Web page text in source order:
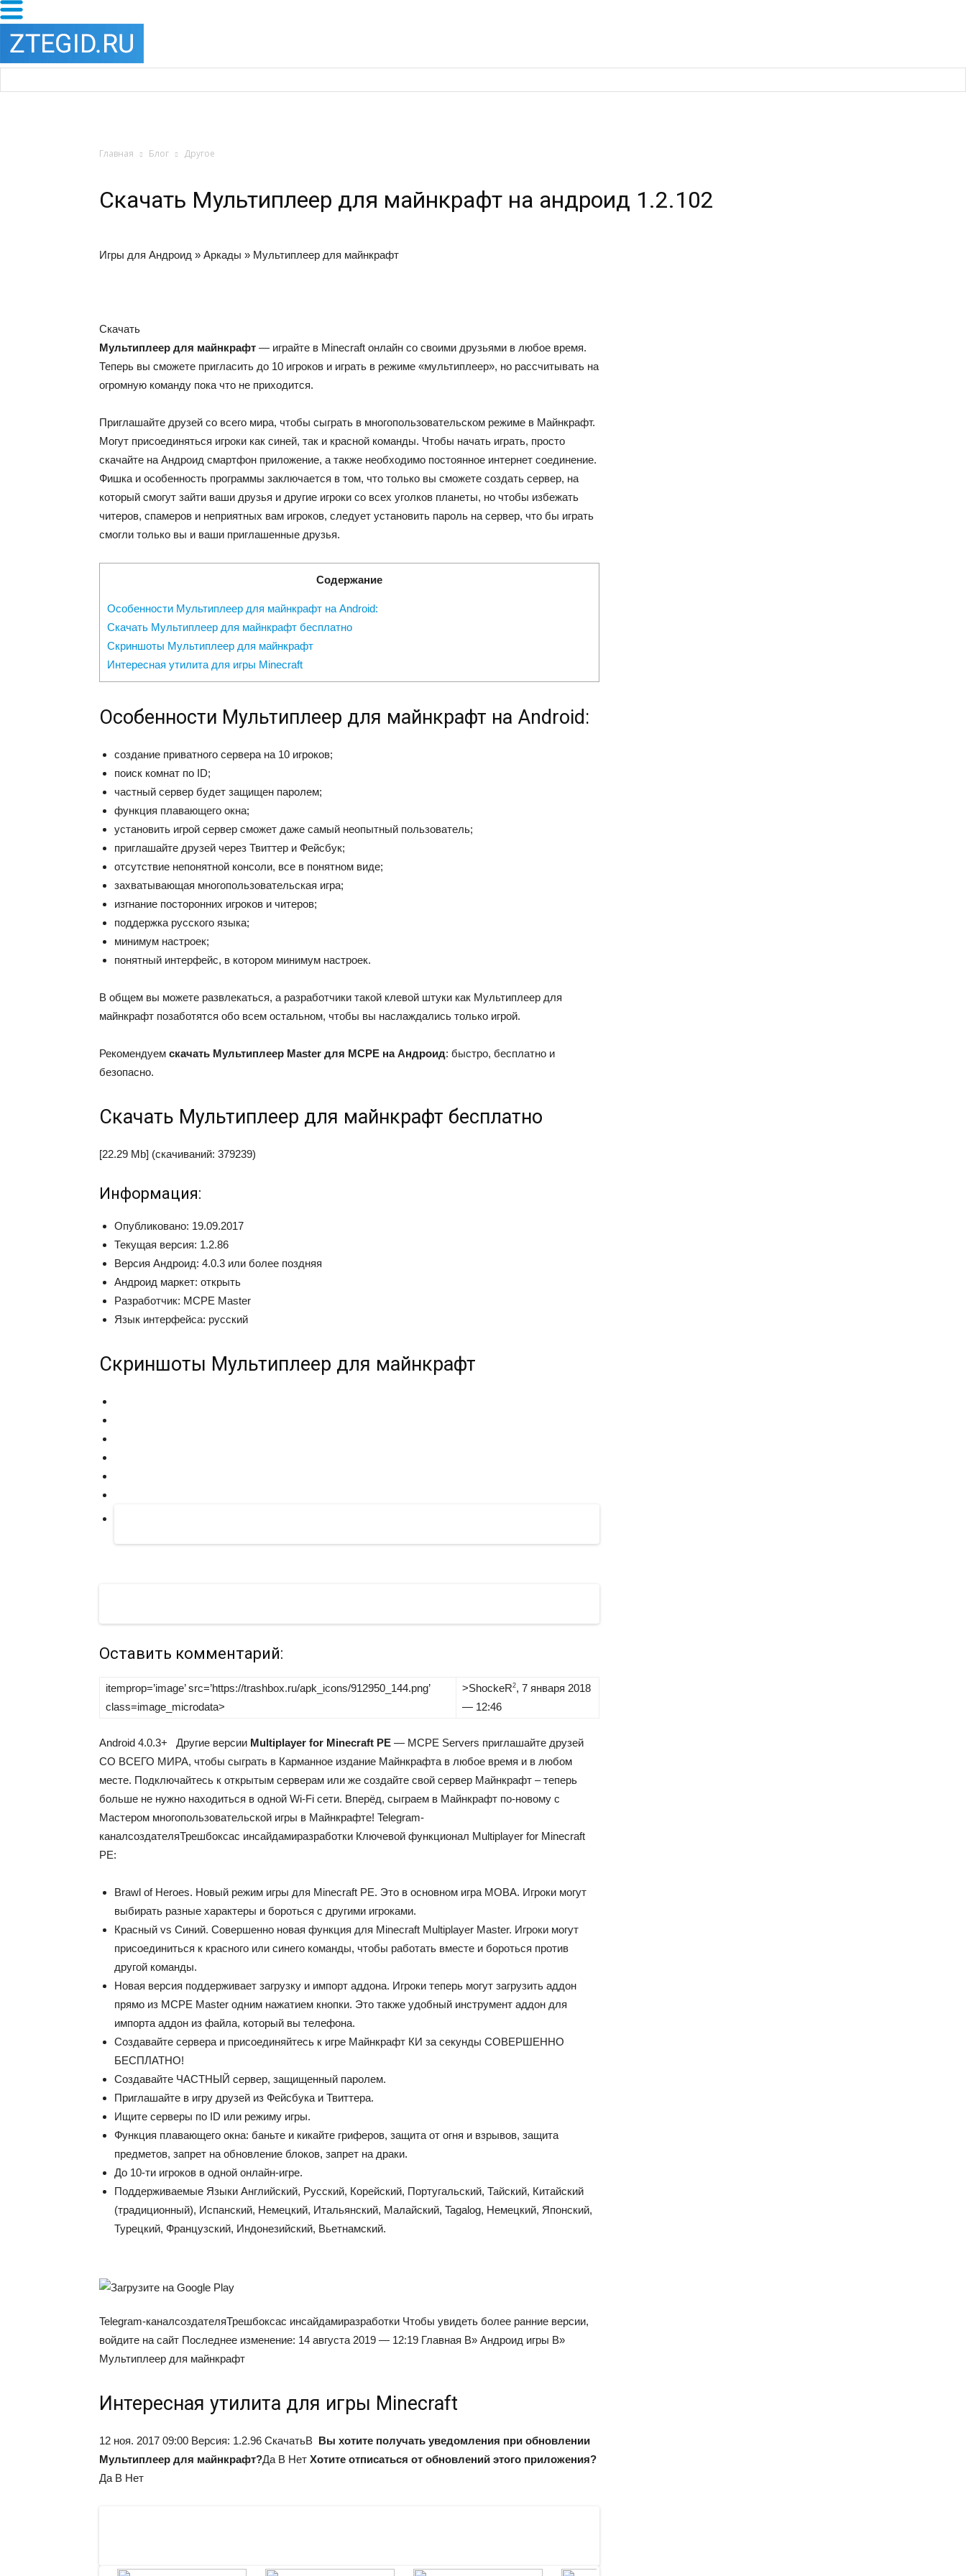
Главная Блог Другое
Скачать Мультиплеер для майнкрафт на андроид 1.2.102
Игры для Андроид » Аркады » Мультиплеер для майнкрафт
Скачать
Мультиплеер для майнкрафт — играйте в Minecraft онлайн со своими друзьями в любое время.
Теперь вы сможете пригласить до 10 игроков и играть в режиме «мультиплеер», но рассчитывать на
огромную команду пока что не приходится.
Приглашайте друзей со всего мира, чтобы сыграть в многопользовательском режиме в Майнкрафт.
Могут присоединяться игроки как синей, так и красной команды. Чтобы начать играть, просто
скачайте на Андроид смартфон приложение, а также необходимо постоянное интернет соединение.
Фишка и особенность программы заключается в том, что только вы сможете создать сервер, на
который смогут зайти ваши друзья и другие игроки со всех уголков планеты, но чтобы избежать
читеров, спамеров и неприятных вам игроков, следует установить пароль на сервер, что бы играть
смогли только вы и ваши приглашенные друзья.
Содержание
Особенности Мультиплеер для майнкрафт на Android:
Скачать Мультиплеер для майнкрафт бесплатно
Скриншоты Мультиплеер для майнкрафт
Интересная утилита для игры Minecraft
Особенности Мультиплеер для майнкрафт на Android:
создание приватного сервера на 10 игроков;
поиск комнат по ID;
частный сервер будет защищен паролем;
функция плавающего окна;
установить игрой сервер сможет даже самый неопытный пользователь;
приглашайте друзей через Твиттер и Фейсбук;
отсутствие непонятной консоли, все в понятном виде;
захватывающая многопользовательская игра;
изгнание посторонних игроков и читеров;
поддержка русского языка;
минимум настроек;
понятный интерфейс, в котором минимум настроек.
В общем вы можете развлекаться, а разработчики такой клевой штуки как Мультиплеер для
майнкрафт позаботятся обо всем остальном, чтобы вы наслаждались только игрой.
Рекомендуем скачать Мультиплеер Master для MCPE на Андроид: быстро, бесплатно и
безопасно.
Скачать Мультиплеер для майнкрафт бесплатно
[22.29 Mb] (cкачиваний: 379239)
Информация:
Опубликовано: 19.09.2017
Текущая версия: 1.2.86
Версия Андроид: 4.0.3 или более поздняя
Андроид маркет: открыть
Разработчик: MCPE Master
Язык интерфейса: русский
Скриншоты Мультиплеер для майнкрафт
Оставить комментарий:
itemprop=’image’ src=’https://trashbox.ru/apk_icons/912950_144.png’
class=image_microdata>
>ShockeR2, 7 января 2018
— 12:46
Android 4.0.3+ Другие версии Multiplayer for Minecraft PE — MCPE Servers приглашайте друзей
СО ВСЕГО МИРА, чтобы сыграть в Карманное издание Майнкрафта в любое время и в любом
месте. Подключайтесь к открытым серверам или же создайте свой сервер Майнкрафт – теперь
больше не нужно находиться в одной Wi-Fi сети. Вперёд, сыграем в Майнкрафт по-новому с
Мастером многопользовательской игры в Майнкрафте! Telegram-
каналсоздателяТрешбоксас инсайдамиразработки Ключевой функционал Multiplayer for Minecraft
PE:
Brawl of Heroes. Новый режим игры для Minecraft PE. Это в основном игра MOBA. Игроки могут
выбирать разные характеры и бороться с другими игроками.
Красный vs Синий. Совершенно новая функция для Minecraft Multiplayer Master. Игроки могут
присоединиться к красного или синего команды, чтобы работать вместе и бороться против
другой команды.
Новая версия поддерживает загрузку и импорт аддона. Игроки теперь могут загрузить аддон
прямо из MCPE Master одним нажатием кнопки. Это также удобный инструмент аддон для
импорта аддон из файла, который вы телефона.
Создавайте сервера и присоединяйтесь к игре Майнкрафт КИ за секунды СОВЕРШЕННО
БЕСПЛАТНО!
Создавайте ЧАСТНЫЙ сервер, защищенный паролем.
Приглашайте в игру друзей из Фейсбука и Твиттера.
Ищите серверы по ID или режиму игры.
Функция плавающего окна: баньте и кикайте гриферов, защита от огня и взрывов, защита
предметов, запрет на обновление блоков, запрет на драки.
До 10-ти игроков в одной онлайн-игре.
Поддерживаемые Языки Английский, Русский, Корейский, Португальский, Тайский, Китайский
(традиционный), Испанский, Немецкий, Итальянский, Малайский, Tagalog, Немецкий, Японский,
Турецкий, Французский, Индонезийский, Вьетнамский.
Telegram-каналсоздателяТрешбоксас инсайдамиразработки Чтобы увидеть более ранние версии,
войдите на сайт Последнее изменение: 14 августа 2019 — 12:19 Главная В» Андроид игры В»
Мультиплеер для майнкрафт
Интересная утилита для игры Minecraft
12 ноя. 2017 09:00 Версия: 1.2.96 СкачатьВ Вы хотите получать уведомления при обновлении
Мультиплеер для майнкрафт?Да В Нет Хотите отписаться от обновлений этого приложения?
Да В Нет